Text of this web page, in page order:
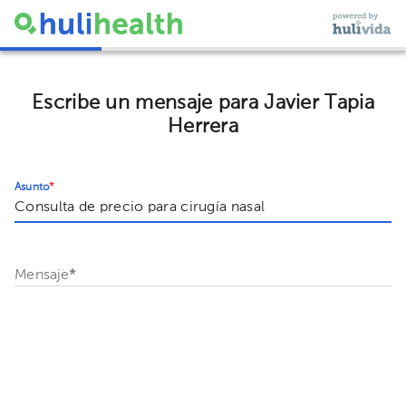
Escribe un mensaje para Javier Tapia
Herrera
Asunto*
Mensaje*